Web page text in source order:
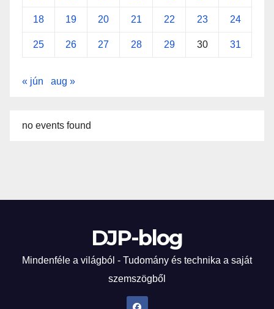
18 19 20 21 22 23 24
25 26 27 28 29 30 31
« jún aug »
no events found
DJP-blog
Mindenféle a világból - Tudomány és technika a saját
szemszögből